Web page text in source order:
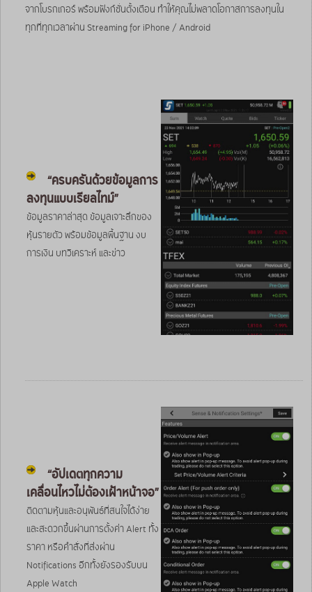
จากโบรกเกอร์ พร้อมฟังก์ชั่นตั้งเตือน ทำให้คุณไม่พลาดโอกาสการลงทุนใน
ทุกที่ทุกเวลาผ่าน Streaming for iPhone / Android
“ครบครันด้วยข้อมูลการ
ลงทุนแบบเรียลไทม์”
ข้อมูลราคาล่าสุด ข้อมูลเจาะลึกของ
หุ้นรายตัว พร้อมข้อมูลพื้นฐาน งบ
การเงิน บทวิเคราะห์ และข่าว
“อัปเดตทุกความ
เคลื่อนไหวไม่ต้องเฝ้าหน้าจอ”
ติดตามหุ้นและอนุพันธ์ที่สนใจได้ง่าย
และสะดวกขึ้นผ่านการตั้งค่า Alert ทั้ง
ราคา หรือคำสั่งที่ส่งผ่าน
Notifications อีกทั้งยังรองรับบน
Apple Watch